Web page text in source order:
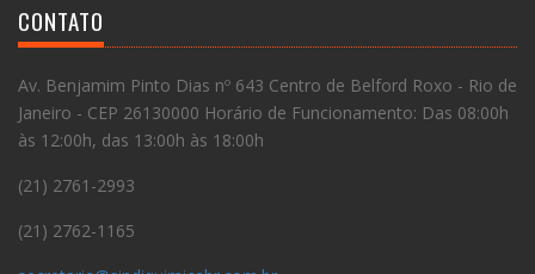
CONTATO
Av. Benjamim Pinto Dias nº 643 Centro de Belford Roxo - Rio de
Janeiro - CEP 26130000 Horário de Funcionamento: Das 08:00h
às 12:00h, das 13:00h às 18:00h
(21) 2761-2993
(21) 2762-1165